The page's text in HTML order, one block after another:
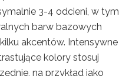
3-4 odcieni, w tym
barw bazowych
akcentów. Intensywne
kolory stosuj
na przykład jako